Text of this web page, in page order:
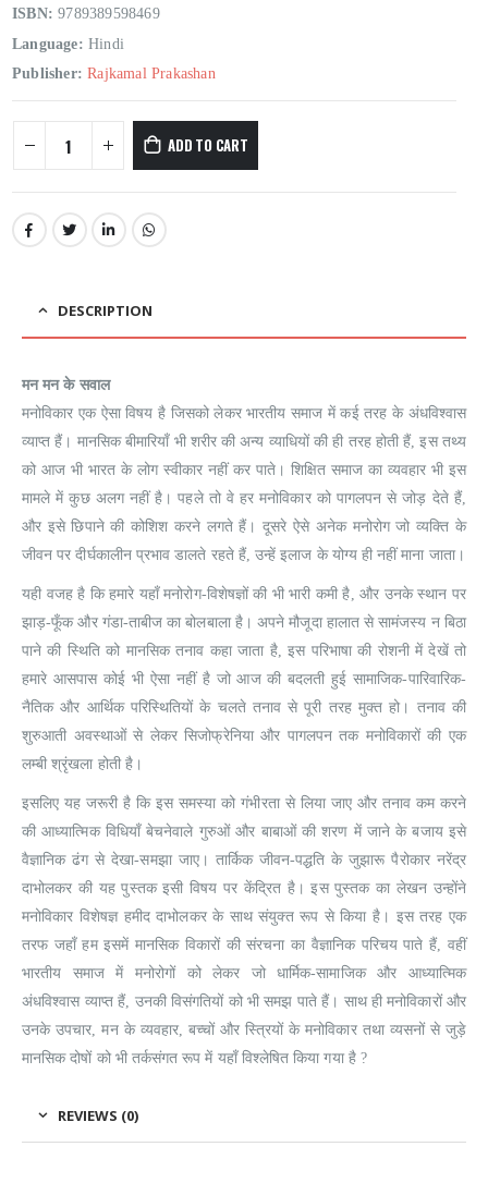
ISBN: 9789389598469
Language: Hindi
Publisher: Rajkamal Prakashan
ADD TO CART
DESCRIPTION
मन मन के सवाल
मनोविकार एक ऐसा विषय है जिसको लेकर भारतीय समाज में कई तरह के अंधविश्वास
व्याप्त हैं। मानसिक बीमारियाँ भी शरीर की अन्य व्याधियों की ही तरह होती हैं, इस तथ्य
को आज भी भारत के लोग स्वीकार नहीं कर पाते। शिक्षित समाज का व्यवहार भी इस
मामले में कुछ अलग नहीं है। पहले तो वे हर मनोविकार को पागलपन से जोड़ देते हैं,
और इसे छिपाने की कोशिश करने लगते हैं। दूसरे ऐसे अनेक मनोरोग जो व्यक्ति के
जीवन पर दीर्घकालीन प्रभाव डालते रहते हैं, उन्हें इलाज के योग्य ही नहीं माना जाता।
यही वजह है कि हमारे यहाँ मनोरोग-विशेषज्ञों की भी भारी कमी है, और उनके स्थान पर
झाड़-फूँक और गंडा-ताबीज का बोलबाला है। अपने मौजूदा हालात से सामंजस्य न बिठा
पाने की स्थिति को मानसिक तनाव कहा जाता है, इस परिभाषा की रोशनी में देखें तो
हमारे आसपास कोई भी ऐसा नहीं है जो आज की बदलती हुई सामाजिक-पारिवारिक-
नैतिक और आर्थिक परिस्थितियों के चलते तनाव से पूरी तरह मुक्त हो। तनाव की
शुरुआती अवस्थाओं से लेकर सिजोफ्रेनिया और पागलपन तक मनोविकारों की एक
लम्बी श्रृंखला होती है।
इसलिए यह जरूरी है कि इस समस्या को गंभीरता से लिया जाए और तनाव कम करने
की आध्यात्मिक विधियाँ बेचनेवाले गुरुओं और बाबाओं की शरण में जाने के बजाय इसे
वैज्ञानिक ढंग से देखा-समझा जाए। तार्किक जीवन-पद्धति के जुझारू पैरोकार नरेंद्र
दाभोलकर की यह पुस्तक इसी विषय पर केंद्रित है। इस पुस्तक का लेखन उन्होंने
मनोविकार विशेषज्ञ हमीद दाभोलकर के साथ संयुक्त रूप से किया है। इस तरह एक
तरफ जहाँ हम इसमें मानसिक विकारों की संरचना का वैज्ञानिक परिचय पाते हैं, वहीं
भारतीय समाज में मनोरोगों को लेकर जो धार्मिक-सामाजिक और आध्यात्मिक
अंधविश्वास व्याप्त हैं, उनकी विसंगतियों को भी समझ पाते हैं। साथ ही मनोविकारों और
उनके उपचार, मन के व्यवहार, बच्चों और स्त्रियों के मनोविकार तथा व्यसनों से जुड़े
मानसिक दोषों को भी तर्कसंगत रूप में यहाँ विश्लेषित किया गया है ?
REVIEWS (0)